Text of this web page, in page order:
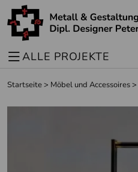
ALLE PROJEKTE
Startseite> Möbel und Accessoires>